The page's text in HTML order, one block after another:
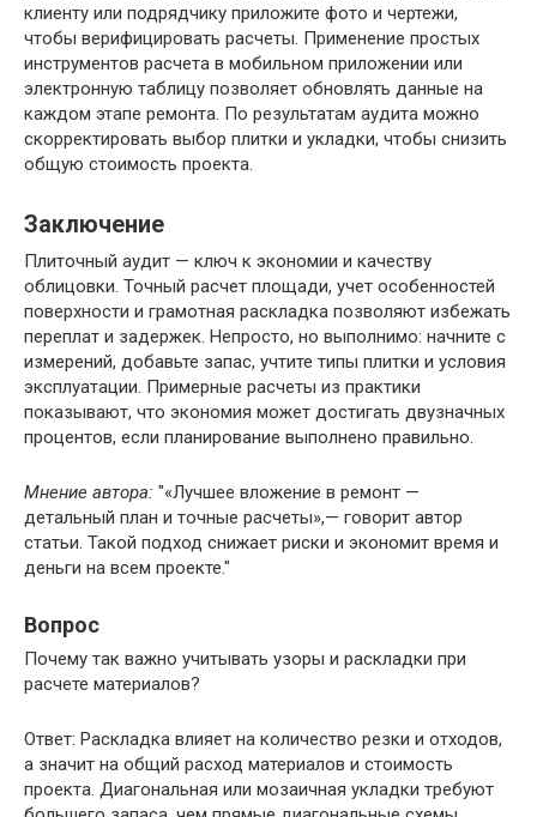
клиенту или подрядчику приложите фото и чертежи,
чтобы верифицировать расчеты. Применение простых
инструментов расчета в мобильном приложении или
электронную таблицу позволяет обновлять данные на
каждом этапе ремонта. По результатам аудита можно
скорректировать выбор плитки и укладки, чтобы снизить
общую стоимость проекта.
Заключение
Плиточный аудит — ключ к экономии и качеству
облицовки. Точный расчет площади, учет особенностей
поверхности и грамотная раскладка позволяют избежать
переплат и задержек. Непросто, но выполнимо: начните с
измерений, добавьте запас, учтите типы плитки и условия
эксплуатации. Примерные расчеты из практики
показывают, что экономия может достигать двузначных
процентов, если планирование выполнено правильно.
Мнение автора:
«Лучшее вложение в ремонт —
детальный план и точные расчеты»,— говорит автор
статьи. Такой подход снижает риски и экономит время и
деньги на всем проекте.
Вопрос
Почему так важно учитывать узоры и раскладки при
расчете материалов?
Ответ: Раскладка влияет на количество резки и отходов,
а значит на общий расход материалов и стоимость
проекта. Диагональная или мозаичная укладки требуют